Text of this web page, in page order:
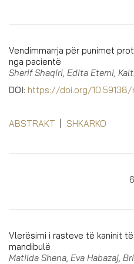
Vendimmarrja për punimet
nga pacientë
Sherif Shaqiri, Edita Etemi,
DOI: https://doi.org/
ABSTRAKT SHKARKO
6
Vlerësimi i rasteve të kaninit
mandibulë
Matilda Shena, Eva Habazaj,